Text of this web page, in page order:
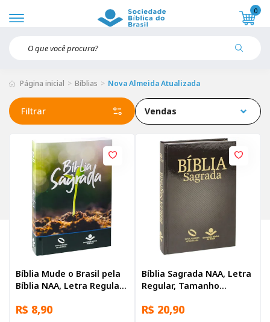
0
Página inicial Bíblias Nova Almeida Atualizada
Filtrar
Bíblia Mude o Brasil pela
Bíblia NAA, Letra Regular,
Verde escuro
R$ 8,90
Bíblia Sagrada NAA, Letra
Regular, Tamanho
R$ 20,90